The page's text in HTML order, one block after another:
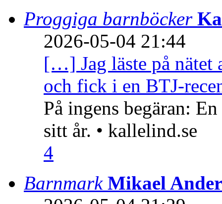
Proggiga barnböcker
2026-05-04 21:44
[…] Jag läste på nätet
och fick i en BTJ-
På ingens begäran:
sitt år. • kallelind.se
4
Barnmark Mikael